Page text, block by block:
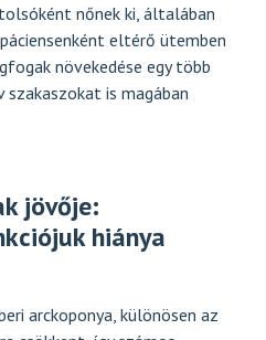
nőnek ki, általában
eltérő ütemben
növekedése egy több
is magában
jövője:
hiánya
arckoponya, különösen az